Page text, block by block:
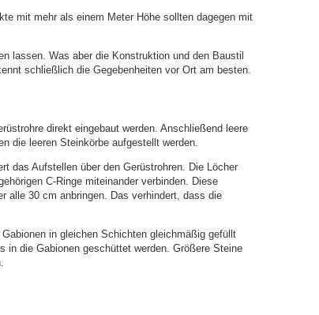
mit mehr als einem Meter Höhe sollten dagegen mit
lassen. Was aber die Konstruktion und den Baustil
schließlich die Gegebenheiten vor Ort am besten.
direkt eingebaut werden. Anschließend leere
die leeren Steinkörbe aufgestellt werden.
das Aufstellen über den Gerüstrohren. Die Löcher
C-Ringe miteinander verbinden. Diese
alle 30 cm anbringen. Das verhindert, dass die
in gleichen Schichten gleichmäßig gefüllt
in die Gabionen geschüttet werden. Größere Steine